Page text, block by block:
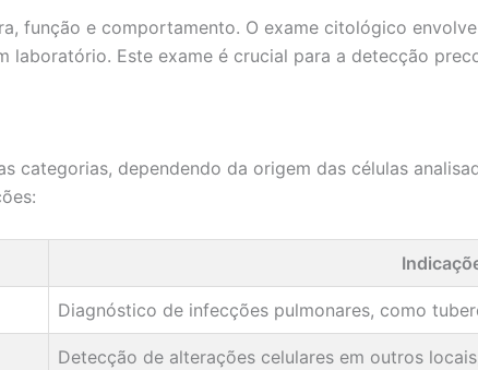
função e comportamento. O exame citológico
laboratório. Este exame é crucial para a detecção
categorias, dependendo da origem das células
Diagnóstico de infecções pulmonares, como
Detecção de alterações celulares em outros